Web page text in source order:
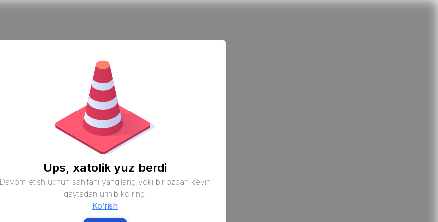
Ups, xatolik yuz berdi
Davom etish uchun sahifani yangilang yoki bir ozdan keyin
qaytadan urinib ko`ring.
Ko’rish